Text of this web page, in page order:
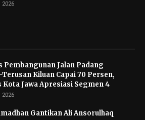
2026
Pembangunan Jalan Padang
Kiluan Capai 70 Persen,
Kota Jawa Apresiasi Segmen 4
2026
Gantikan Ali Ansorulhaq